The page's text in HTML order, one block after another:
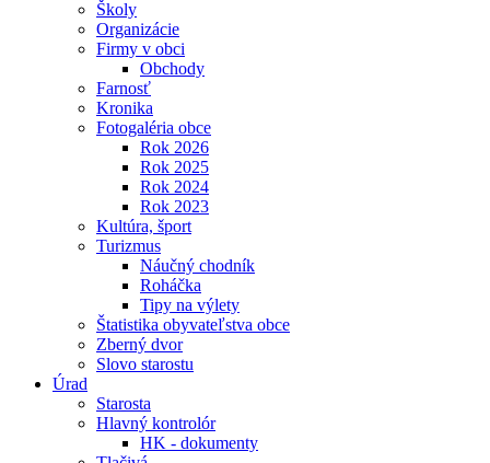
Školy
Organizácie
Firmy v obci
Obchody
Farnosť
Kronika
Fotogaléria obce
Rok 2026
Rok 2025
Rok 2024
Rok 2023
Kultúra, šport
Turizmus
Náučný chodník
Roháčka
Tipy na výlety
Štatistika obyvateľstva obce
Zberný dvor
Slovo starostu
Úrad
Starosta
Hlavný kontrolór
HK - dokumenty